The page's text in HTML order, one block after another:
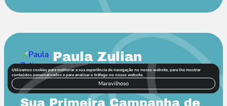
Paula Zulian
Co-fundadora da PZ 317 e Especialista em
MKT de Influência
Sua Primeira Campanha de
Utilizamos cookies para melhorar a sua experiência de navegação no nosso website, para lhe mostrar
conteúdos personalizados e para analisar o tráfego no nosso website.
Maravilhoso